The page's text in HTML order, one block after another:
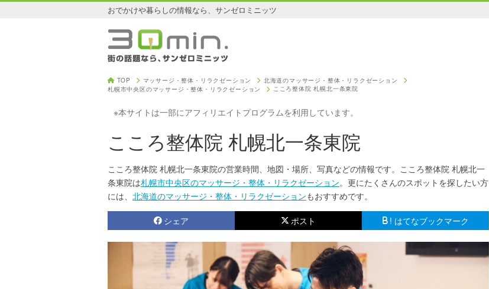
おでかけや暮らしの情報なら、サンゼロミニッツ
TOP マッサージ・整体・リラクゼーション
北海道のマッサージ・整体・リラクゼーション
札幌市中央区のマッサージ・整体・リラクゼーション
こころ整体院 札幌北一条東院
※本サイトは一部にアフィリエイトプログラムを利用しています。
こころ整体院 札幌北一条東院
こころ整体院 札幌北一条東院の営業時間、地図・場所、写真などの情報です。こころ整体院 札幌北一
条東院は札幌市中央区のマッサージ・整体・リラクゼーション。更にたくさんのスポットを探したい方
には、 北海道のマッサージ・整体・リラクゼーションもおすすめです。
シェア ポスト ! はてなブックマーク